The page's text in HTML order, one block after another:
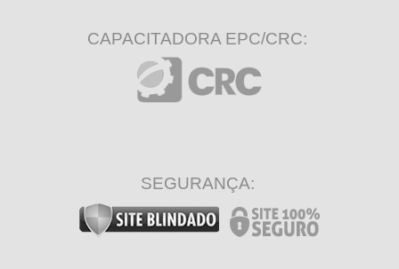
CAPACITADORA EPC/CRC:
SEGURANÇA: